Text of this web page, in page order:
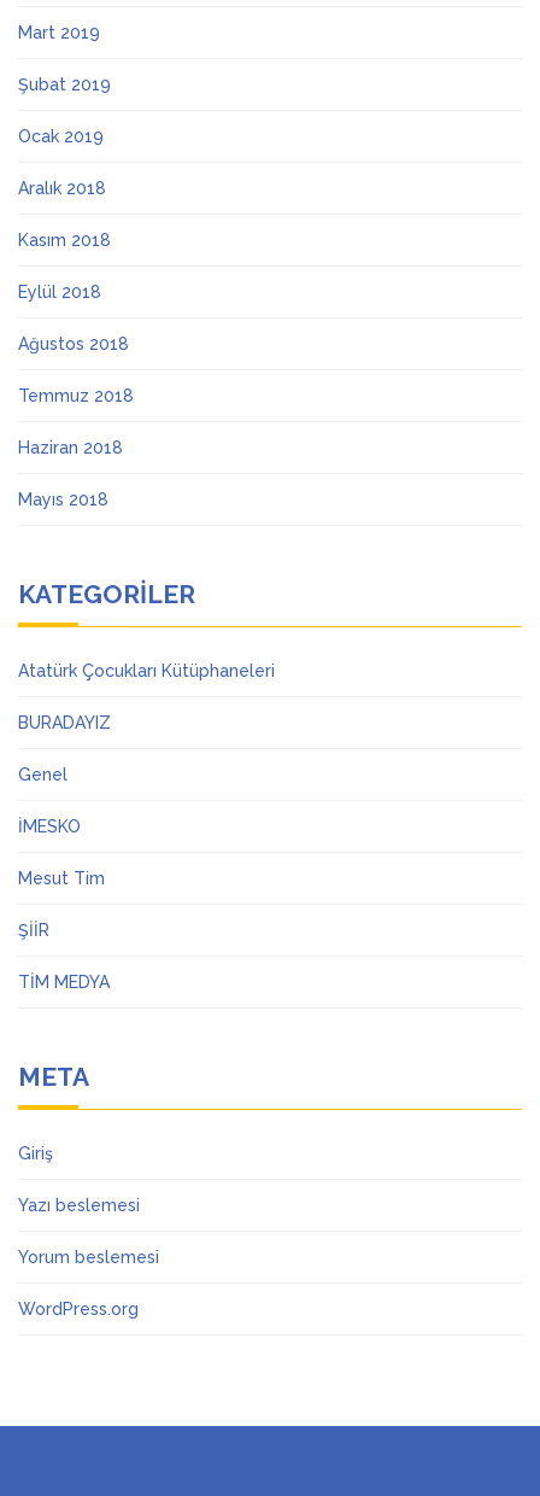
Mart 2019
Şubat 2019
Ocak 2019
Aralık 2018
Kasım 2018
Eylül 2018
Ağustos 2018
Temmuz 2018
Haziran 2018
Mayıs 2018
KATEGORILER
Atatürk Çocukları Kütüphaneleri
BURADAYIZ
Genel
İMESKO
Mesut Tim
ŞİİR
TİM MEDYA
META
Giriş
Yazı beslemesi
Yorum beslemesi
WordPress.org